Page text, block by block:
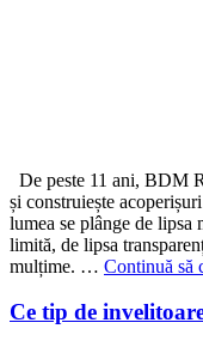
De peste 11 ani, BDM
și construiește
lumea se plânge de lipsa
limită, de lipsa
mulțime. … Continuă să
Ce tip de